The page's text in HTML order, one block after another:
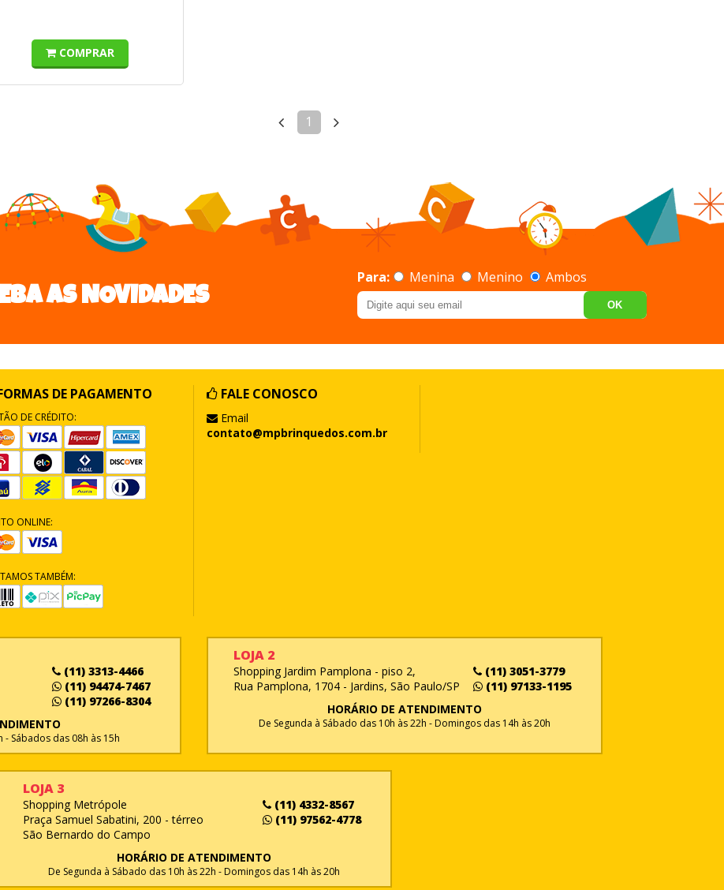
COMPRAR
1
AS NOVIDADES
Para: Menina Menino Ambos
OK
DE PAGAMENTO
DE CRÉDITO:
ONLINE:
TAMBÉM:
FALE CONOSCO
Email
contato@mpbrinquedos.com.br
(11) 3313-4466
(11) 94474-7467
(11) 97266-8304
- Sábados das 08h às 15h
LOJA 2
Shopping Jardim Pamplona - piso 2,
Rua Pamplona, 1704 - Jardins, São Paulo/SP
(11) 3051-3779
(11) 97133-1195
HORÁRIO DE ATENDIMENTO
De Segunda à Sábado das 10h às 22h - Domingos das 14h às 20h
LOJA 3
Shopping Metrópole
Praça Samuel Sabatini, 200 - térreo
São Bernardo do Campo
(11) 4332-8567
(11) 97562-4778
HORÁRIO DE ATENDIMENTO
De Segunda à Sábado das 10h às 22h - Domingos das 14h às 20h